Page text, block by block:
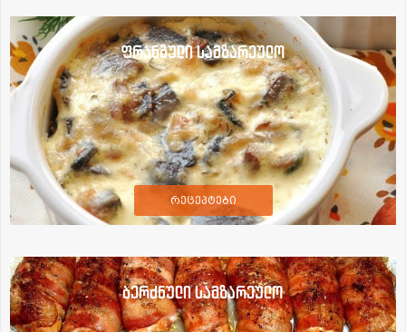
ფრანგული სამზარეულო
რეცეპტები
ბერძნული სამზარეულო